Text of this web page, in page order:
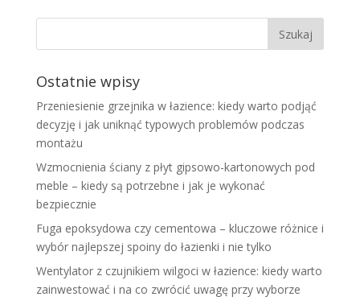
Ostatnie wpisy
Przeniesienie grzejnika w łazience: kiedy warto podjąć
decyzję i jak uniknąć typowych problemów podczas
montażu
Wzmocnienia ściany z płyt gipsowo-kartonowych pod
meble – kiedy są potrzebne i jak je wykonać
bezpiecznie
Fuga epoksydowa czy cementowa – kluczowe różnice i
wybór najlepszej spoiny do łazienki i nie tylko
Wentylator z czujnikiem wilgoci w łazience: kiedy warto
zainwestować i na co zwrócić uwagę przy wyborze